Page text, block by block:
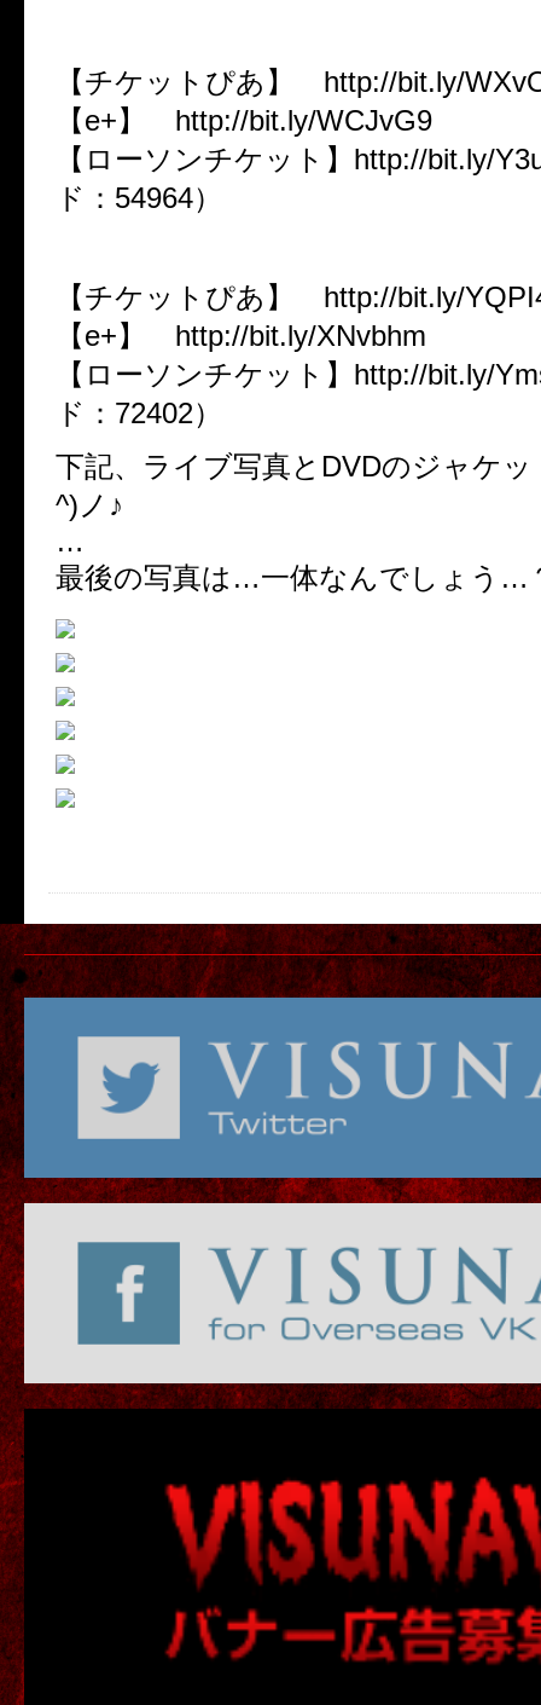
【チケットぴあ】 http://bit.ly/
【e+】 http://bit.ly/WCJvG9
【ローソンチケット】http://bit.ly/
ド：54964）
【チケットぴあ】 http://bit.ly/
【e+】 http://bit.ly/XNvbhm
【ローソンチケット】http://bit.ly/
ド：72402）
下記、ライブ写真とDVDのジャケ
^)ノ♪
…
最後の写真は…一体なんでしょう…